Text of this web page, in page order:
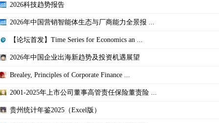
2026科技趋势报告
2026年中国营销智能体生态与厂商能力全景报 ...
【论坛首发】Time Series for Economics an ...
2026年中国企业出海新趋势及投资机遇展望
Brealey, Principles of Corporate Finance ...
2001-2025年上市公司董事高管责任保险董责险 ...
贵州统计年鉴2025（Excel版）